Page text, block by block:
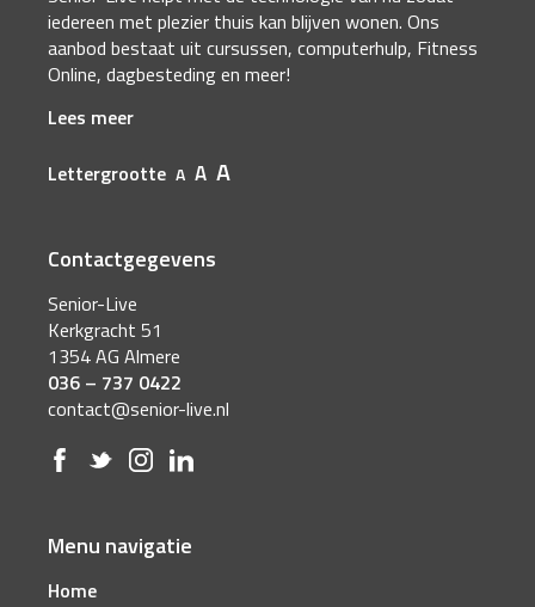
iedereen met plezier thuis kan blijven wonen. Ons
aanbod bestaat uit cursussen, computerhulp, Fitness
Online, dagbesteding en meer!
Lees meer
Lettergrootte A A A
Contactgegevens
Senior-Live
Kerkgracht 51
1354 AG Almere
036 – 737 0422
contact@senior-live.nl
Menu navigatie
Home